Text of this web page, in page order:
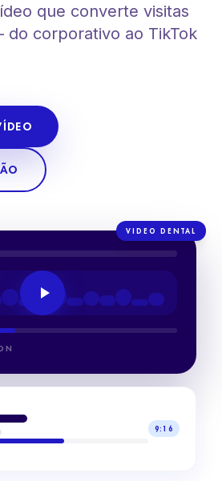
que converte visitas
corporativo ao TikTok
9:16
VIDEO DENTAL